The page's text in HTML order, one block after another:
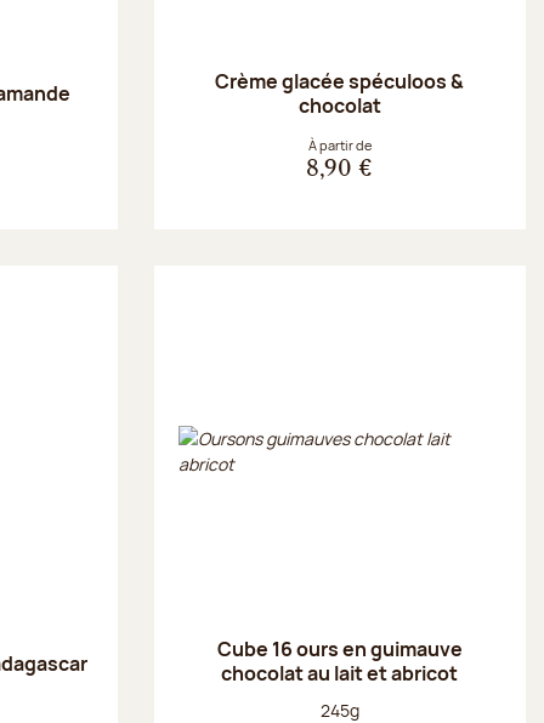
Crème glacée spéculoos &
chocolat
À partir de
8,90 €
Cube 16 ours en guimauve
chocolat au lait et abricot
Poids net :
245g